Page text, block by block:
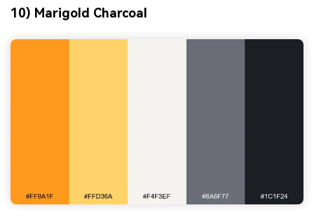
10) Marigold Charcoal